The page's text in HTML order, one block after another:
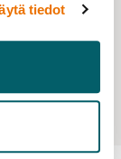
tiedot